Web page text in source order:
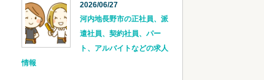
2026/06/27
河内地長野市の正社員、派
遣社員、契約社員、パー
ト、アルバイトなどの求人
情報